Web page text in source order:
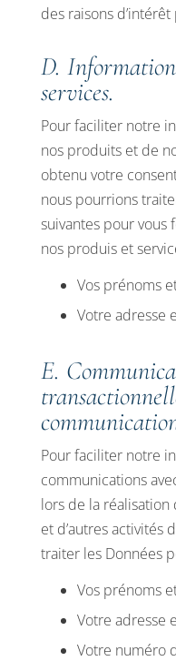
des raisons
D.
services.
Pour faciliter notre
nos produits et de
obtenu votre
nous pourrions
suivantes pour vous
nos produis et
Vos prénoms
Votre adresse
E.
Pour faciliter notre
communications
lors de la
et d’autres activités
traiter les Données
Vos prénoms
Votre adresse
Votre numéro